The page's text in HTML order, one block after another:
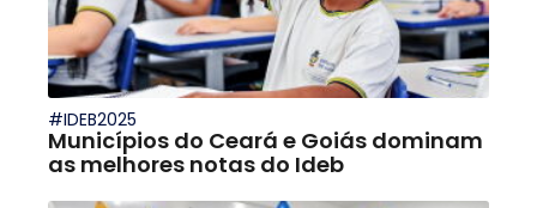
#IDEB2025
Municípios do Ceará e Goiás dominam
as melhores notas do Ideb